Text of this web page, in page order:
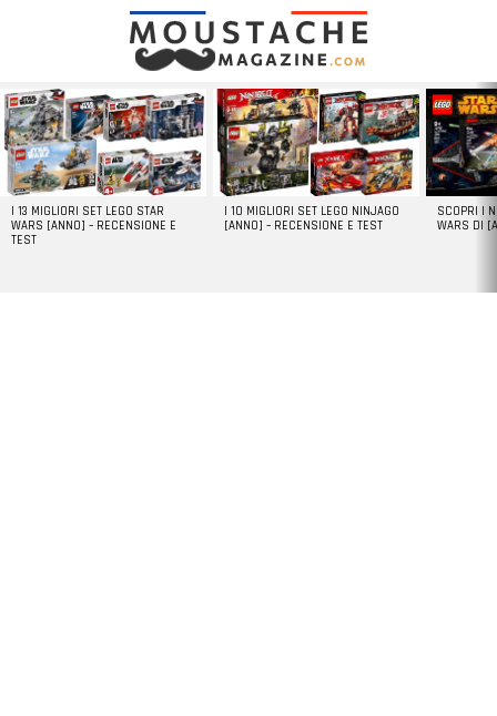
LATEST
STORIES
I 13 MIGLIORI SET LEGO STAR
WARS [ANNO] – RECENSIONE E
TEST
I 10 MIGLIORI SET LEGO NINJAGO
[ANNO] – RECENSIONE E TEST
SCOPRI I
WARS DI